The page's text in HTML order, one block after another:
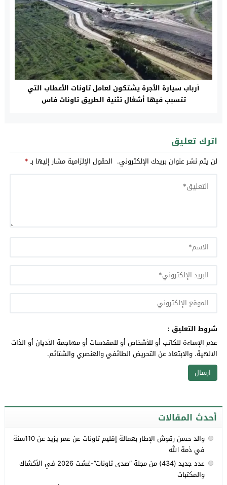
أرباب سيارة الأجرة يشتكون لعامل تاونات الأعطاب التي
تتسبب فيها أشغال تثنية الطريق تاونات فاس
اترك تعليق
لن يتم نشر عنوان بريدك الإلكتروني. الحقول الإلزامية مشار إليها بـ*
شروط التعليق :
عدم الإساءة للكاتب أو للأشخاص أو للمقدسات أو مهاجمة الأديان أو الذات
الالهية. والابتعاد عن التحريض الطائفي والعنصري والشتائم.
أحدث المقالات
والد حسن رقوش الإطار بعمالة إقليم تاونات عن عمر يزيد عن 110سنة
في ذمة الله
عدد جديد (434) من مجلة “صدى تاونات”-غشت 2026 في الأكشاك
والمكتبات